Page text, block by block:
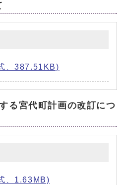
、387.51KB)
る宮代町計画の改訂につ
、1.63MB)